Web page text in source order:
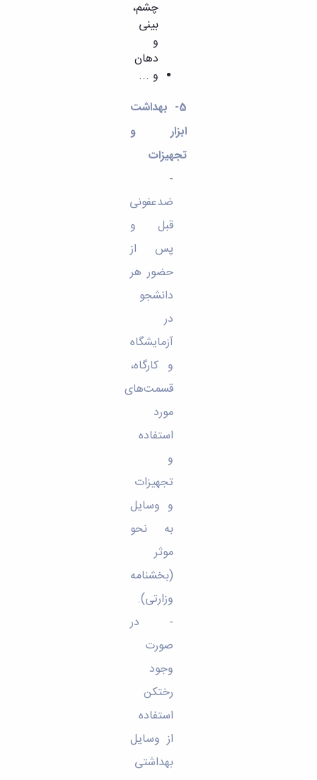
چشم،
بینی
و
دهان
و ...
5- بهداشت
ابزار و
تجهیزات
-
ضدعفونی
قبل و
پس از
حضور هر
دانشجو
در
آزمایشگاه
و کارگاه،
قسمت‌های
مورد
استفاده
و
تجهیزات
و وسایل
به نحو
موثر
(بخشنامه
وزارتی).
- در
صورت
وجود
رختکن
استفاده
از وسایل
بهداشتی